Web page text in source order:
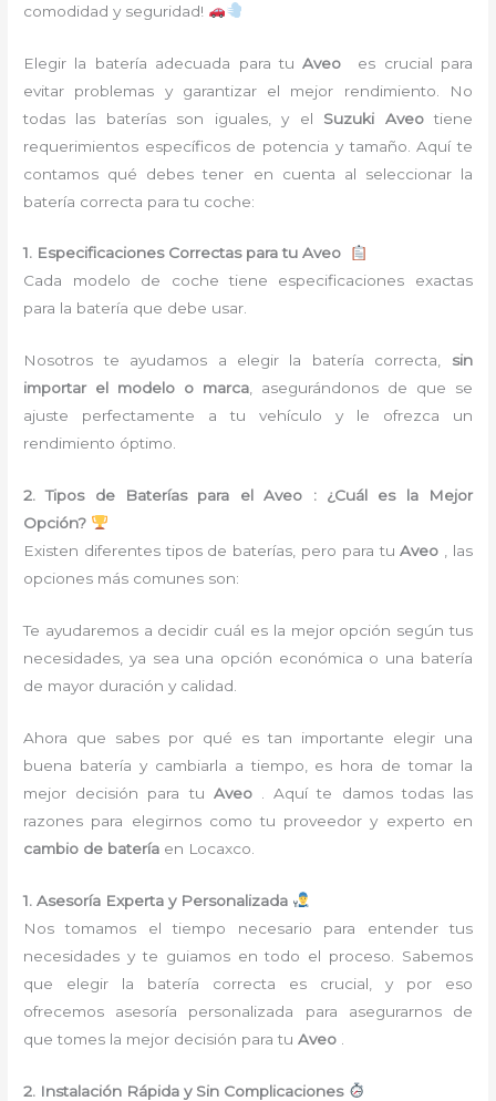
comodidad y seguridad!
Elegir la batería adecuada para tuAveo
es crucial para
evitar problemas y garantizar el mejor rendimiento. No
todas las baterías son iguales, y el Suzuki Aveotiene
requerimientos específicos de potencia y tamaño. Aquí te
contamos qué debes tener en cuenta al seleccionar la
batería correcta para tu coche:
1. Especificaciones Correctas para tu Aveo
Cada modelo de coche tiene especificaciones exactas
para la batería que debe usar.
Nosotros te ayudamos a elegir la batería correcta, sin
importar el modelo o marca, asegurándonos de que se
ajuste perfectamente a tu vehículo y le ofrezca un
rendimiento óptimo.
2. Tipos de Baterías para el Aveo : ¿Cuál es la Mejor
Opción?
Existen diferentes tipos de baterías, pero para tuAveo
, las
opciones más comunes son:
Te ayudaremos a decidir cuál es la mejor opción según tus
necesidades, ya sea una opción económica o una batería
de mayor duración y calidad.
Ahora que sabes por qué es tan importante elegir una
buena batería y cambiarla a tiempo, es hora de tomar la
mejor decisión para tu Aveo
. Aquí te damos todas las
razones para elegirnos como tu proveedor y experto en
cambio de batería en Locaxco.
1. Asesoría Experta y Personalizada
Nos tomamos el tiempo necesario para entender tus
necesidades y te guiamos en todo el proceso. Sabemos
que elegir la batería correcta es crucial, y por eso
ofrecemos asesoría personalizada para asegurarnos de
que tomes la mejor decisión para tuAveo
2. Instalación Rápida y Sin Complicaciones